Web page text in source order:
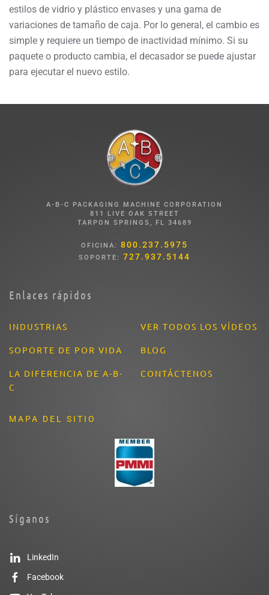
estilos de vidrio y plástico envases y una gama de
variaciones de tamaño de caja. Por lo general, el cambio es
simple y requiere un tiempo de inactividad mínimo. Si su
paquete o producto cambia, el decasador se puede ajustar
para ejecutar el nuevo estilo.
A-B-C PACKAGING MACHINE CORPORATION
811 LIVE OAK STREET
TARPON SPRINGS, FL 34689
OFICINA: 800.237.5975
SOPORTE: 727.937.5144
Enlaces rápidos
INDUSTRIAS
SOPORTE DE POR VIDA
LA DIFERENCIA DE A-B-
C
VER TODOS LOS VÍDEOS
BLOG
CONTÁCTENOS
MAPA DEL SITIO
Síganos
LinkedIn
Facebook